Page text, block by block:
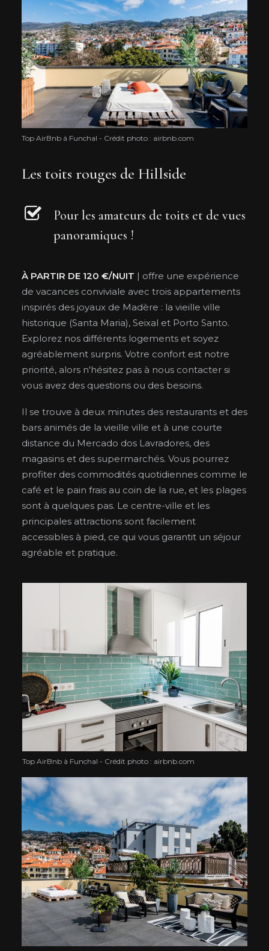
Les toits rouges de Hillside
Pour les amateurs de toits et de vues
panoramiques !
À PARTIR DE 120 €/NUIT | offre une expérience
de vacances conviviale avec trois appartements
inspirés des joyaux de Madère : la vieille ville
historique (Santa Maria), Seixal et Porto Santo.
Explorez nos différents logements et soyez
agréablement surpris. Votre confort est notre
priorité, alors n'hésitez pas à nous contacter si
vous avez des questions ou des besoins.
Il se trouve à deux minutes des restaurants et des
bars animés de la vieille ville et à une courte
distance du Mercado dos Lavradores, des
magasins et des supermarchés. Vous pourrez
profiter des commodités quotidiennes comme le
café et le pain frais au coin de la rue, et les plages
sont à quelques pas. Le centre-ville et les
principales attractions sont facilement
accessibles à pied, ce qui vous garantit un séjour
agréable et pratique.
Top AirBnb à Funchal - Crédit photo : airbnb.com
Top AirBnb à Funchal - Crédit photo : airbnb.com